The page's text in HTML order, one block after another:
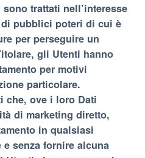
trattati nell’interesse
pubblici poteri di cui è
per perseguire un
gli Utenti hanno
per motivi
particolare.
che, ove i loro Dati
di marketing diretto,
in qualsiasi
e senza fornire alcuna